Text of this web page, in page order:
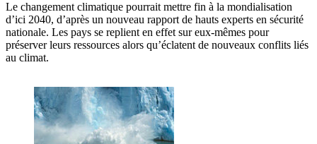
Le changement climatique pourrait mettre fin à la mondialisation
d’ici 2040, d’après un nouveau rapport de hauts experts en sécurité
nationale. Les pays se replient en effet sur eux-mêmes pour
préserver leurs ressources alors qu’éclatent de nouveaux conflits liés
au climat.